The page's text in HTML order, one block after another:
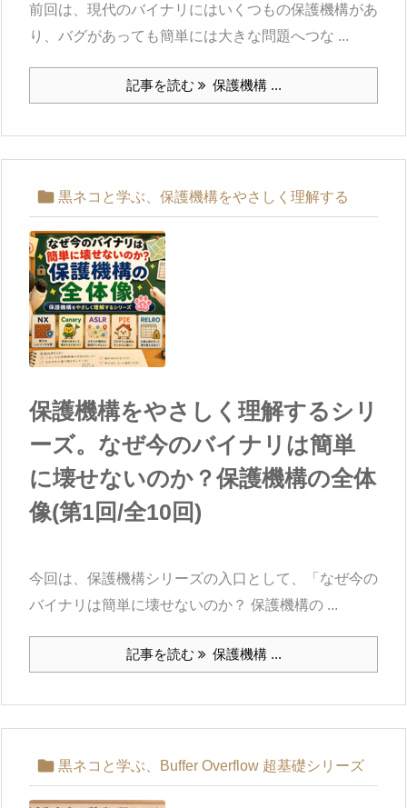
前回は、現代のバイナリにはいくつもの保護機構があ
り、バグがあっても簡単には大きな問題へつな ...
記事を読む 保護機構 ...
 黒ネコと学ぶ、保護機構をやさしく理解する
保護機構をやさしく理解するシリ
ーズ。なぜ今のバイナリは簡単
に壊せないのか？保護機構の全体
像(第1回/全10回)
今回は、保護機構シリーズの入口として、「なぜ今の
バイナリは簡単に壊せないのか？ 保護機構の ...
記事を読む 保護機構 ...
 黒ネコと学ぶ、Buffer Overflow 超基礎シリーズ